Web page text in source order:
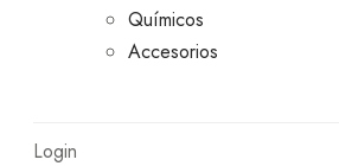
Químicos
Accesorios
Login